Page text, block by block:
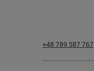
+48 789 587 767